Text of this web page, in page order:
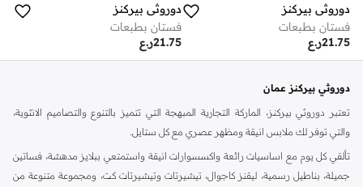
دوروثي بيركنز
فستان بطبعات
ر.ع21.75
دوروثي بيركنز
فستان بطبعات
ر.ع21.75
دوروثي بيركنز عمان
تعتبر دوروثي بيركنز، الماركة التجارية المبهجة التي تتميز بالتنوع والتصاميم الانثوية،
والتي توفر لك ملابس انيقة ومظهر عصري مع كل ستايل.
تألقي كل يوم مع اساسيات رائعة واكسسوارات انيقة واستمتعي ببلايز مدهشة، فساتين
جميلة، بناطيل رسمية، ليقنز كاجوال، تيشيرتات وتيشيرتات كت، ومجموعة متنوعة من